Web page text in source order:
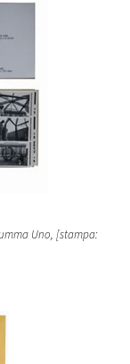
Uno, [stampa: